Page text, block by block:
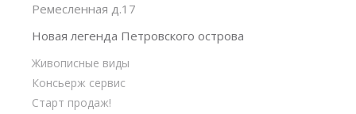
Ремесленная д.17
Новая легенда Петровского острова
Живописные виды
Консьерж сервис
Старт продаж!